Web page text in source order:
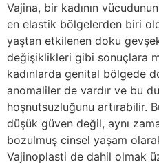
Vajina, bir kadının
en elastik bölgelerden biri
yaştan etkilenen doku
değişiklikleri gibi sonuçlara
kadınlarda genital bölgede
anomaliler de vardır ve bu
hoşnutsuzluğunu artırabilir.
düşük güven değil, aynı
bozulmuş cinsel yaşam
Vajinoplasti de dahil olmak